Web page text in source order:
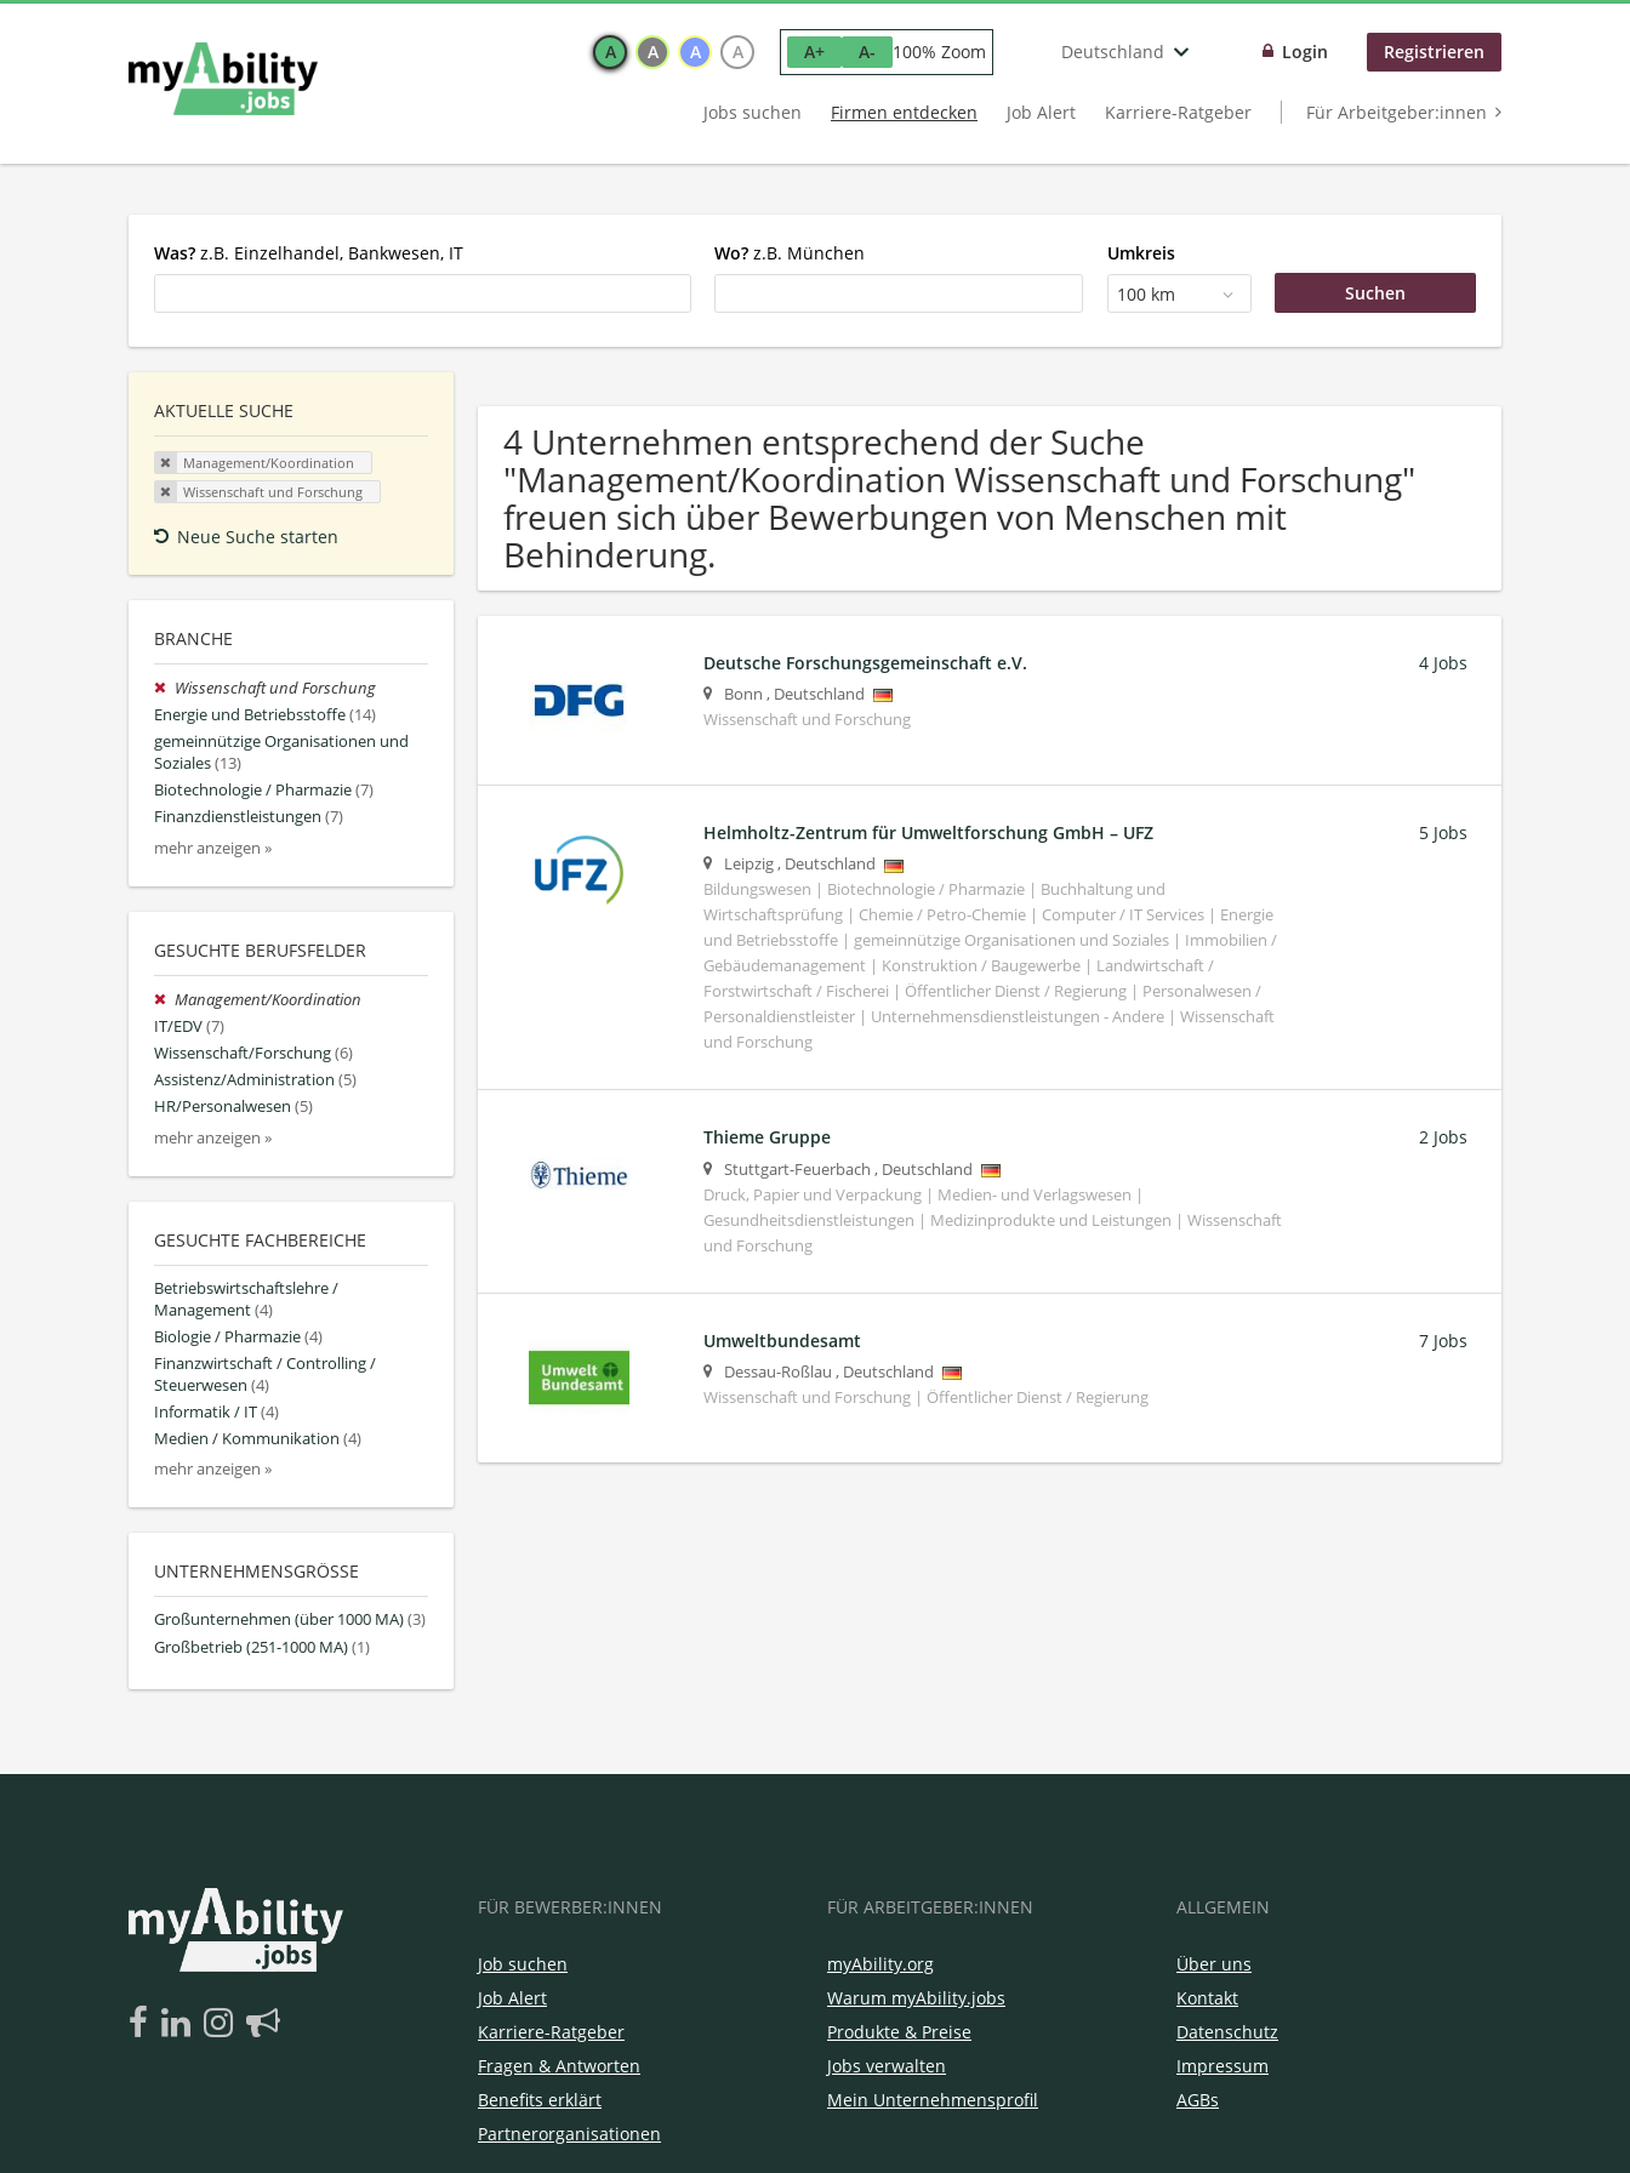
A A A A A+ A- 100% Zoom Deutschland Login Registrieren
Jobs suchen Firmen entdecken Job Alert Karriere-Ratgeber Für Arbeitgeber:innen
Was? z.B. Einzelhandel, Bankwesen, IT Wo? z.B. München
Umkreis
100 km
AKTUELLE SUCHE
Management/Koordination
Wissenschaft und Forschung
Neue Suche starten
BRANCHE
Wissenschaft und Forschung
Energie und Betriebsstoffe(14)
gemeinnützige Organisationen und
Soziales(13)
Biotechnologie / Pharmazie(7)
Finanzdienstleistungen (7)
mehr anzeigen »
GESUCHTE BERUFSFELDER
Management/Koordination
IT/EDV(7)
Wissenschaft/Forschung(6)
Assistenz/Administration (5)
HR/Personalwesen (5)
mehr anzeigen »
GESUCHTE FACHBEREICHE
Betriebswirtschaftslehre /
Management(4)
Biologie / Pharmazie(4)
Finanzwirtschaft / Controlling /
Steuerwesen (4)
Informatik / IT(4)
Medien / Kommunikation (4)
mehr anzeigen »
UNTERNEHMENSGRÖSSE
Großunternehmen (über 1000 MA)(3)
Großbetrieb (251-1000 MA)(1)
4 Unternehmen entsprechend der Suche
"Management/Koordination Wissenschaft und Forschung"
freuen sich über Bewerbungen von Menschen mit
Behinderung.
Deutsche Forschungsgemeinschaft e.V.
Bonn , Deutschland
Wissenschaft und Forschung
4 Jobs
Helmholtz-Zentrum für Umweltforschung GmbH – UFZ
Leipzig, Deutschland
Bildungswesen | Biotechnologie / Pharmazie | Buchhaltung und
Wirtschaftsprüfung | Chemie / Petro-Chemie | Computer / IT Services | Energie
und Betriebsstoffe | gemeinnützige Organisationen und Soziales | Immobilien /
Gebäudemanagement | Konstruktion / Baugewerbe | Landwirtschaft /
Forstwirtschaft / Fischerei | Öffentlicher Dienst / Regierung | Personalwesen /
Personaldienstleister | Unternehmensdienstleistungen - Andere | Wissenschaft
und Forschung
5 Jobs
Thieme Gruppe
Stuttgart-Feuerbach , Deutschland
Druck, Papier und Verpackung | Medien- und Verlagswesen |
Gesundheitsdienstleistungen | Medizinprodukte und Leistungen | Wissenschaft
und Forschung
2 Jobs
Umweltbundesamt
Dessau-Roßlau , Deutschland
Wissenschaft und Forschung | Öffentlicher Dienst / Regierung
7 Jobs
FÜR BEWERBER:INNEN
Job suchen
Job Alert
Karriere-Ratgeber
Fragen & Antworten
Benefits erklärt
Partnerorganisationen
FÜR ARBEITGEBER:INNEN
myAbility.org
Warum myAbility.jobs
Produkte & Preise
Jobs verwalten
Mein Unternehmensprofil
ALLGEMEIN
Über uns
Kontakt
Datenschutz
Impressum
AGBs